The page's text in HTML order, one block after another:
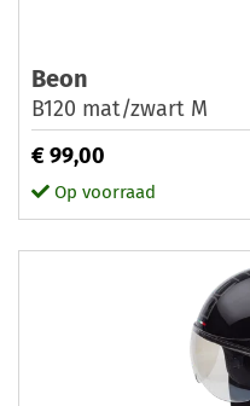
Beon
B120 mat/zwart M
€ 99,00
Op voorraad